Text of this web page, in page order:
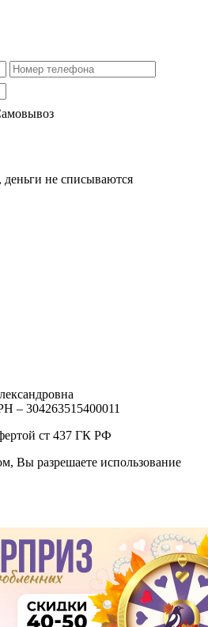
деньги не списываются
– 304263515400011
ст 437 ГК РФ
Вы разрешаете использование